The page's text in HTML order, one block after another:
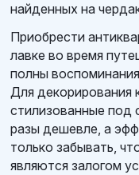
найденных на
Приобрести
лавке во время
полны
Для декорирования
стилизованные под
разы дешевле, а
только забывать,
являются залогом